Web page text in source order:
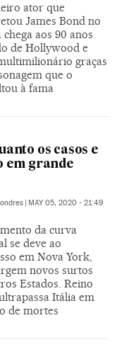
ator que
James Bond no
chega aos 90 anos
de Hollywood e
graças
que o
à fama
os casos e
em grande
MAY 05, 2020 - 21:49
da curva
se deve ao
em Nova York,
novos surtos
Estados. Reino
Itália em
de mortes